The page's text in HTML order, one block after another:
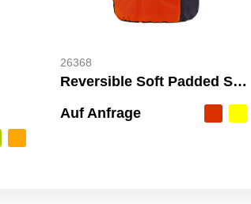
26368
Reversible Soft Padded Safety Gilet
Auf Anfrage